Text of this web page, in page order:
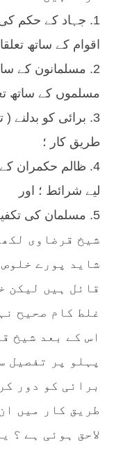
1. جہاد کے حکم
اقوام کے ساتھ
2. مسلمانون کے
مسلموں کے ساتھ
3. برائی کو بدلنے
طریق کار ؛
4. ظالم حکمران
لیے شرائط ؛ اور
5. مسلمان کی تکفیر کا مسئلہ۔
شیخ قرضاوی
شاید پورے
قائل ہیں لیکن
غلط کام صحیح
اس کے بعد شیخ
پہلو پر تفصیل
برائی کو دور
طریق کار میں
لاحق ہوئی ہے ؟